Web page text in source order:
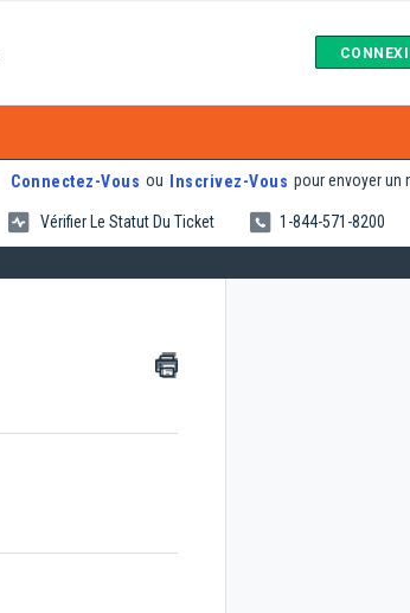
Connectez-Vous ou Inscrivez-Vous pour envoyer un
Vérifier Le Statut Du Ticket 1-844-571-8200